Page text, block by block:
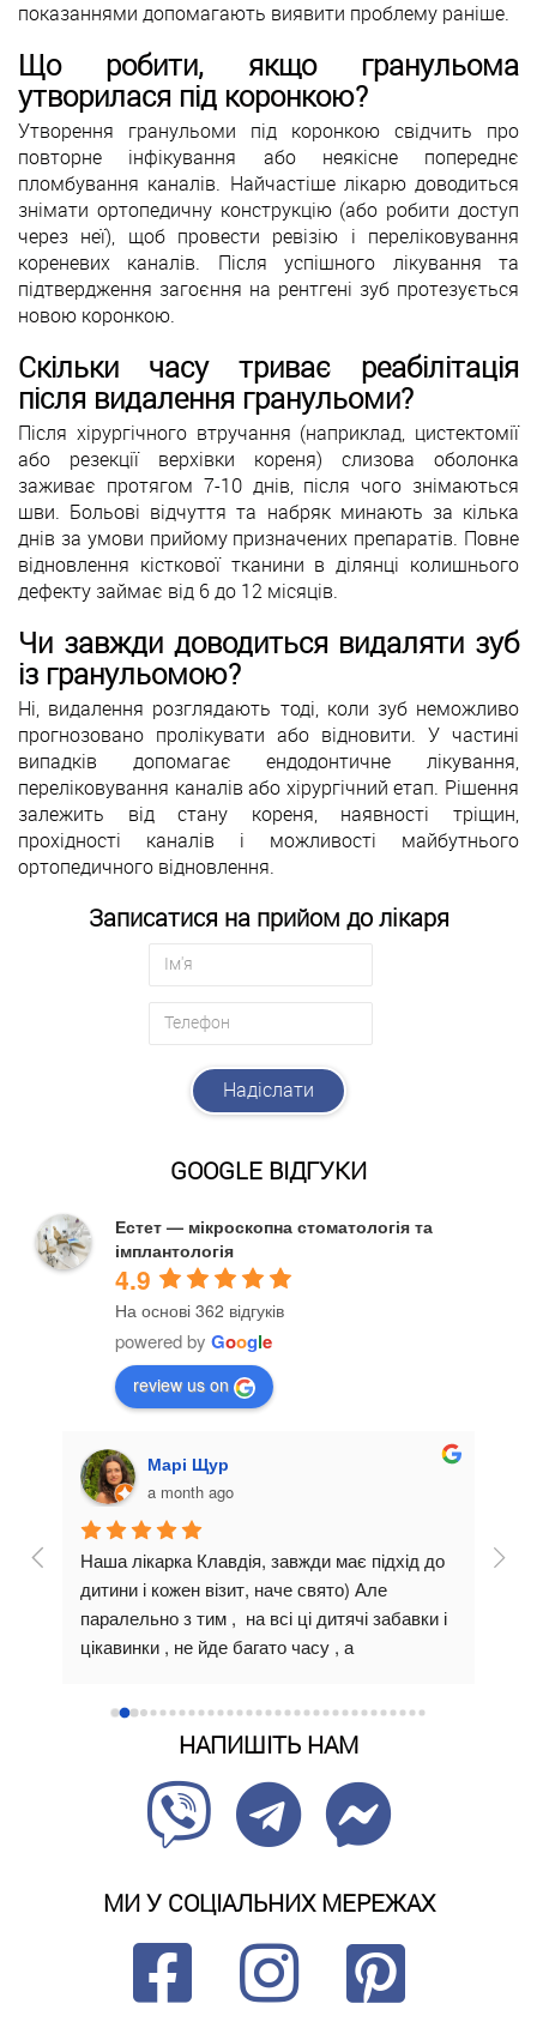
показаннями допомагають виявити проблему раніше.
Що робити, якщо гранульома
утворилася під коронкою?
Утворення гранульоми під коронкою свідчить про
повторне інфікування або неякісне попереднє
пломбування каналів. Найчастіше лікарю доводиться
знімати ортопедичну конструкцію (або робити доступ
через неї), щоб провести ревізію і переліковування
кореневих каналів. Після успішного лікування та
підтвердження загоєння на рентгені зуб протезується
новою коронкою.
Скільки часу триває реабілітація
після видалення гранульоми?
Після хірургічного втручання (наприклад, цистектомії
або резекції верхівки кореня) слизова оболонка
заживає протягом 7-10 днів, після чого знімаються
шви. Больові відчуття та набряк минають за кілька
днів за умови прийому призначених препаратів. Повне
відновлення кісткової тканини в ділянці колишнього
дефекту займає від 6 до 12 місяців.
Чи завжди доводиться видаляти зуб
із гранульомою?
Ні, видалення розглядають тоді, коли зуб неможливо
прогнозовано пролікувати або відновити. У частині
випадків допомагає ендодонтичне лікування,
переліковування каналів або хірургічний етап. Рішення
залежить від стану кореня, наявності тріщин,
прохідності каналів і можливості майбутнього
ортопедичного відновлення.
Записатися на прийом до лікаря
GOOGLE ВІДГУКИ
Естет — мікроскопна стоматологія та
імплантологія
4.9
На основі 362 відгуків
powered by Google
review us on
Марі Щур
a month ago
Наша лікарка Клавдія, завжди має підхід до
дитини і кожен візит, наче свято) Але
паралельно з тим ,  на всі ці дитячі забавки і
цікавинки , не йде багато часу , а
прийшли. Бо колись , бувало таке, що
привели десь малого , півгодини йому там
заговорювали, мультики вмикали , іграшки
дарували, а як до діла , то він вже змучився і
почав нити) Тож ми цінуємо , що тут все
одночасно )
Я
НАПИШІТЬ НАМ
МИ У СОЦІАЛЬНИХ МЕРЕЖАХ